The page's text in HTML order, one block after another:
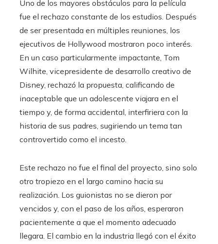
Uno de los mayores obstáculos para la película
fue el rechazo constante de los estudios. Después
de ser presentada en múltiples reuniones, los
ejecutivos de Hollywood mostraron poco interés.
En un caso particularmente impactante, Tom
Wilhite, vicepresidente de desarrollo creativo de
Disney, rechazó la propuesta, calificando de
inaceptable que un adolescente viajara en el
tiempo y, de forma accidental, interfiriera con la
historia de sus padres, sugiriendo un tema tan
controvertido como el incesto.
Este rechazo no fue el final del proyecto, sino solo
otro tropiezo en el largo camino hacia su
realización. Los guionistas no se dieron por
vencidos y, con el paso de los años, esperaron
pacientemente a que el momento adecuado
llegara. El cambio en la industria llegó con el éxito